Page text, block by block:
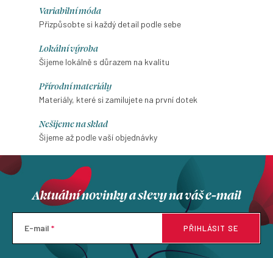
Variabilní móda
Přizpůsobte si každý detail podle sebe
Lokální výroba
Šijeme lokálně s důrazem na kvalitu
Přírodní materiály
Materiály, které si zamilujete na první dotek
Nešijeme na sklad
Šijeme až podle vaší objednávky
Aktuální novinky a slevy na váš e-mail
E-mail PŘIHLÁSIT SE